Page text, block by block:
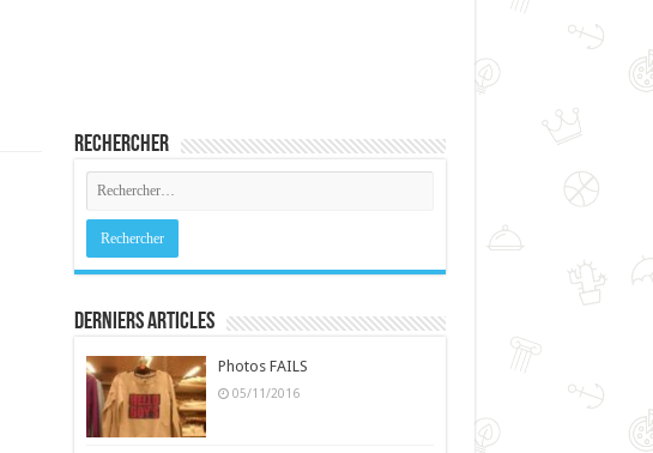
Rechercher
Derniers Articles
Photos FAILS
05/11/2016